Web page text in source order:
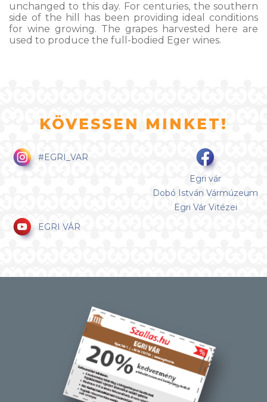
unchanged to this day. For centuries, the southern
side of the hill has been providing ideal conditions
for wine growing. The grapes harvested here are
used to produce the full-bodied Eger wines.
KÖVESSEN MINKET!
#EGRI_VAR
Egri vár
Dobó István Vármúzeum
Egri Vár Vitézei
EGRI VÁR